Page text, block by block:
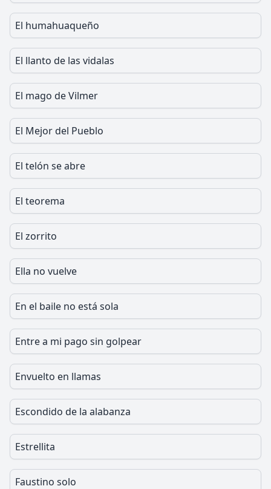
El humahuaqueño
El llanto de las vidalas
El mago de Vilmer
El Mejor del Pueblo
El telón se abre
El teorema
El zorrito
Ella no vuelve
En el baile no está sola
Entre a mi pago sin golpear
Envuelto en llamas
Escondido de la alabanza
Estrellita
Faustino solo